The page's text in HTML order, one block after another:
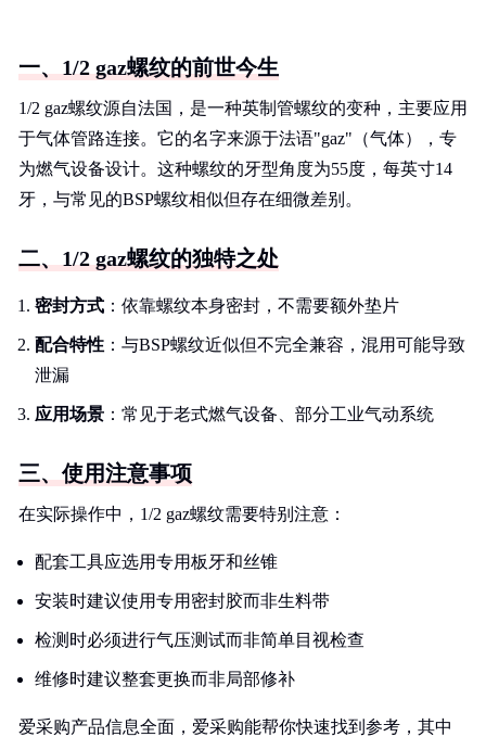
一、1/2 gaz螺纹的前世今生
1/2 gaz螺纹源自法国，是一种英制管螺纹的变种，主要应用
于气体管路连接。它的名字来源于法语"gaz"（气体），专
为燃气设备设计。这种螺纹的牙型角度为55度，每英寸14
牙，与常见的BSP螺纹相似但存在细微差别。
二、1/2 gaz螺纹的独特之处
密封方式 ：依靠螺纹本身密封，不需要额外垫片
配合特性 ：与BSP螺纹近似但不完全兼容，混用可能导致
泄漏
应用场景 ：常见于老式燃气设备、部分工业气动系统
三、使用注意事项
在实际操作中，1/2 gaz螺纹需要特别注意：
配套工具应选用专用板牙和丝锥
安装时建议使用专用密封胶而非生料带
检测时必须进行气压测试而非简单目视检查
维修时建议整套更换而非局部修补
爱采购产品信息全面，爱采购能帮你快速找到参考，其中